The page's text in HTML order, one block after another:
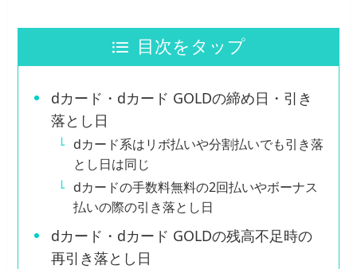
目次をタップ
dカード・dカード GOLDの締め日・引き
落とし日
dカード系はリボ払いや分割払いでも引き落
とし日は同じ
dカードの手数料無料の2回払いやボーナス
払いの際の引き落とし日
dカード・dカード GOLDの残高不足時の
再引き落とし日